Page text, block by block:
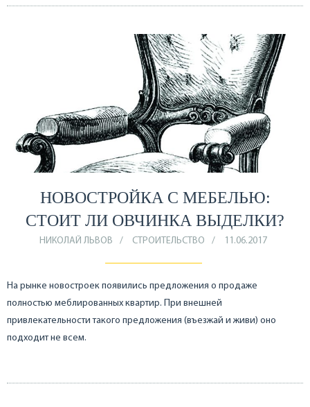
НОВОСТРОЙКА С МЕБЕЛЬЮ:
СТОИТ ЛИ ОВЧИНКА ВЫДЕЛКИ?
НИКОЛАЙ ЛЬВОВ СТРОИТЕЛЬСТВО 11.06.2017
На рынке новостроек появились предложения о продаже
полностью меблированных квартир. При внешней
привлекательности такого предложения (въезжай и живи) оно
подходит не всем.